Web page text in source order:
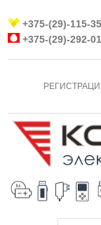
+375-(29)-115-
+375-(29)-292-